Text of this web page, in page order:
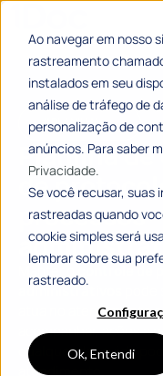
Ao navegar em nosso
rastreamento
instalados em seu
análise de tráfego de
personalização de
anúncios. Para saber
Privacidade.
Se você recusar, suas
rastreadas quando
cookie simples será
lembrar sobre sua
rastreado.
Ok, Entendi
#PLANILHA
Planilha
de
processos
Manter ocontrole de
administrativos
atendimento
acompanhar, ações
qualquer descuido
atendimento.